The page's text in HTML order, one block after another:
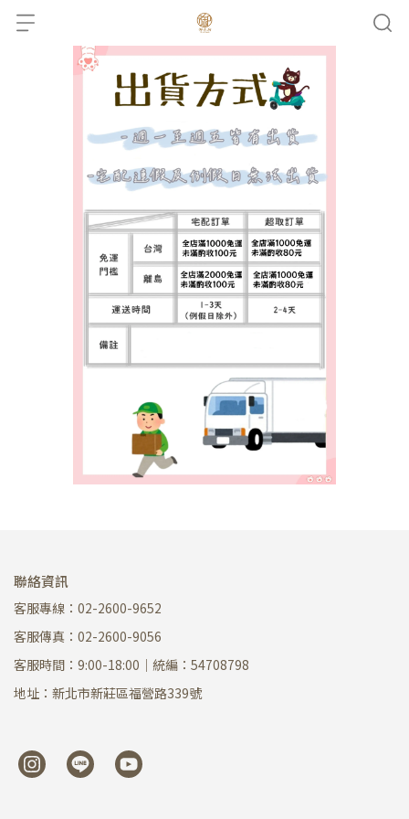
聯絡資訊
客服專線：02-2600-9652
客服傳真：02-2600-9056
客服時間：9:00-18:00｜統編：54708798
地址：新北市新莊區福營路339號